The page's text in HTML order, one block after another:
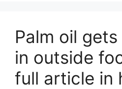
Palm oil
in outside
full article in